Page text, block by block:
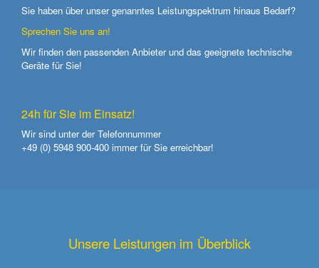
Sie haben über unser genanntes Leistungspektrum hinaus Bedarf?
Sprechen Sie uns an!
Wir finden den passenden Anbieter und das geeignete technische
Geräte für Sie!
24h für Sie im Einsatz!
Wir sind unter der Telefonnummer
+49 (0) 5948 900-400 immer für Sie erreichbar!
Unsere Leistungen im Überblick